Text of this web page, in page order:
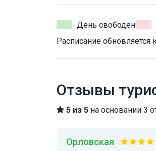
День свободен
Расписание обновляется
Отзывы
5 из 5 на основании 3
Орловская